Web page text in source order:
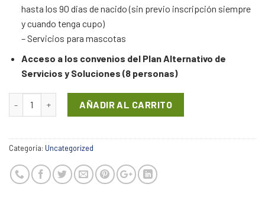
hasta los 90 dias de nacido (sin previo inscripción siempre
y cuando tenga cupo)
– Servicios para mascotas
Acceso a los convenios del Plan Alternativo de
Servicios y Soluciones (8 personas)
AÑADIR AL CARRITO
Categoría: Uncategorized